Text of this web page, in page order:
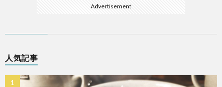
Advertisement
人気記事